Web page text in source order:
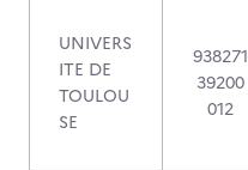
UNIVERS
ITE DE
TOULOU
SE
938271
39200
012